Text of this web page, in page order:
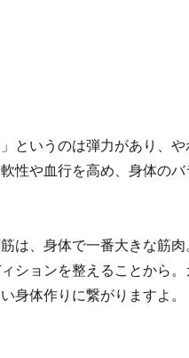
というのは弾力があり、
性や血行を高め、身体の
は、身体で一番大きな筋
ションを整えることから
身体作りに繋がりますよ。